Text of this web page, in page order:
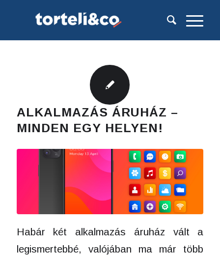
ALKALMAZÁS ÁRUHÁZ –
MINDEN EGY HELYEN!
Habár két alkalmazás áruház vált a
legismertebbé, valójában ma már több